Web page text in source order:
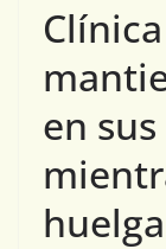
en